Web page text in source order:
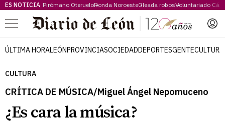
ES NOTICIA Pirómano OterueloRonda NoroesteOleada robosVoluntariado
Menú
ÚLTIMA HORALEÓNPROVINCIASOCIEDADDEPORTESGENTECULTURA
CULTURA
CRÍTICA DE MÚSICA/Miguel Ángel Nepomuceno
¿Es cara la música?